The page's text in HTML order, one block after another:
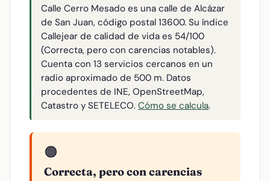
Calle Cerro Mesado es una calle de Alcázar
de San Juan, código postal 13600. Su índice
Callejear de calidad de vida es 54/100
(Correcta, pero con carencias notables).
Cuenta con 13 servicios cercanos en un
radio aproximado de 500 m. Datos
procedentes de INE, OpenStreetMap,
Catastro y SETELECO. Cómo se calcula.
🟠
Correcta, pero con carencias